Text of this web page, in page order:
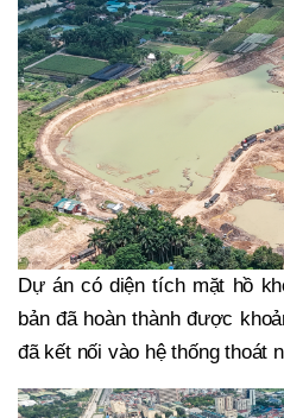
Dự án có diện tích mặt hồ
bản đã hoàn thành được
đã kết nối vào hệ thống thoát